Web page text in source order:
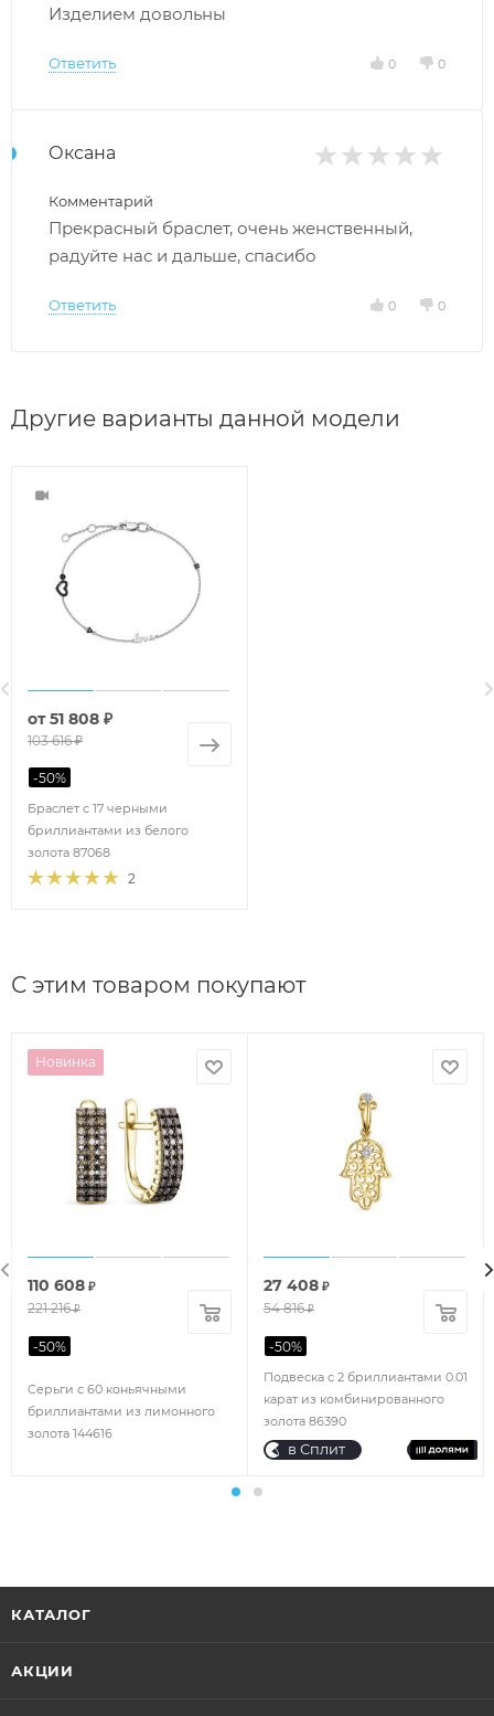
Изделием довольны
Ответить 0 0
Оксана
Комментарий
Прекрасный браслет, очень женственный,
радуйте нас и дальше, спасибо
Ответить 0 0
Другие варианты данной модели
2
Браслет с 17 черными
бриллиантами из белого
золота 87068
от51 808 ₽
103 616 ₽
-50%
С этим товаром покупают
Новинка
Серьги с 60 коньячными
бриллиантами из лимонного
золота 144616
110 608 ₽
221 216₽
-50%
Подвеска с 2 бриллиантами 0.01
карат из комбинированного
золота 86390
27 408 ₽
54 816₽
-50%
в Сплит
КАТАЛОГ
АКЦИИ